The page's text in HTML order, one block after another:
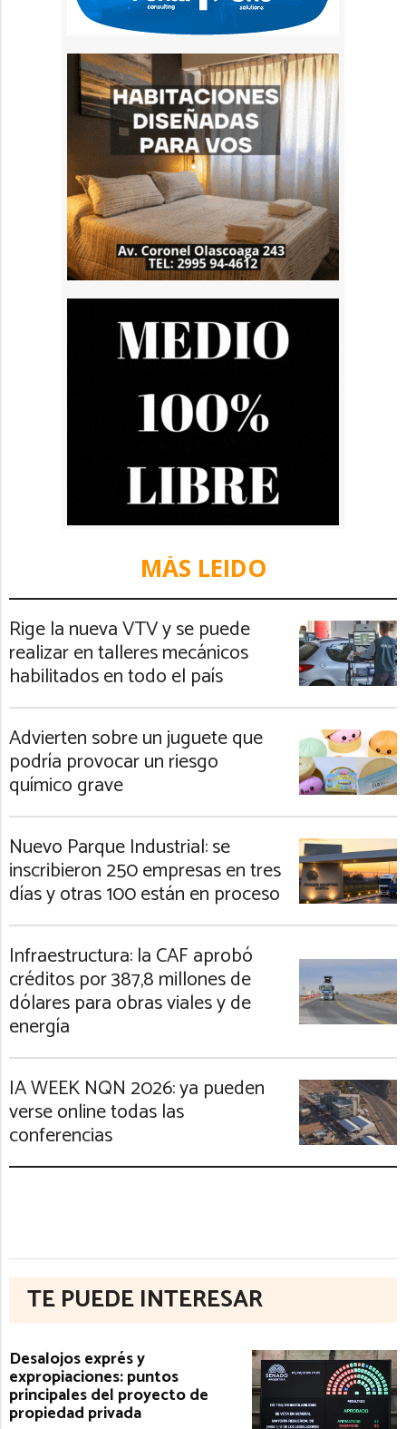
MÁS LEIDO
Rige la nueva VTV y se puede
realizar en talleres mecánicos
habilitados en todo el país
Advierten sobre un juguete que
podría provocar un riesgo
químico grave
Nuevo Parque Industrial: se
inscribieron 250 empresas en tres
días y otras 100 están en proceso
Infraestructura: la CAF aprobó
créditos por 387,8 millones de
dólares para obras viales y de
energía
IA WEEK NQN 2026: ya pueden
verse online todas las
conferencias
TE PUEDE INTERESAR
Desalojos exprés y
expropiaciones: puntos
principales del proyecto de
propiedad privada